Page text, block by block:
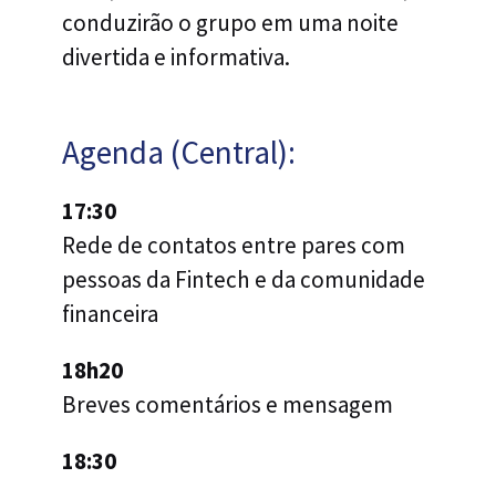
conduzirão o grupo em uma noite
divertida e informativa.
Agenda (Central):
17:30
Rede de contatos entre pares com
pessoas da Fintech e da comunidade
financeira
18h20
Breves comentários e mensagem
18:30